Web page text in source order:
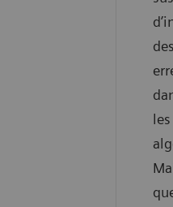
des
les